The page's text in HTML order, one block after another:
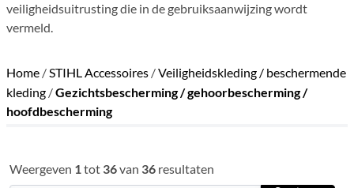
veiligheidsuitrusting die in de gebruiksaanwijzing wordt
vermeld.
Home /STIHL Accessoires /Veiligheidskleding / beschermende
kleding /Gezichtsbescherming / gehoorbescherming /
hoofdbescherming
Weergeven 1tot 36van 36 resultaten